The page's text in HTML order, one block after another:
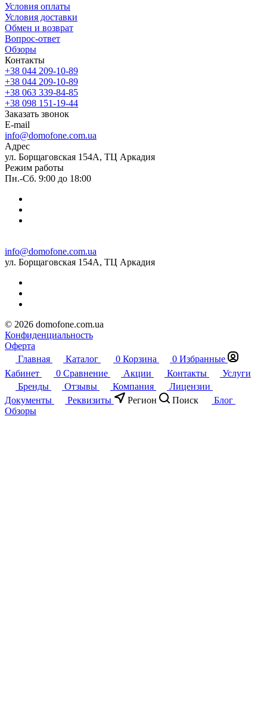
Условия оплаты
Условия доставки
Обмен и возврат
Вопрос-ответ
Обзоры
Контакты
+38 044 209-10-89
+38 044 209-10-89
+38 063 339-84-85
+38 098 151-19-44
Заказать звонок
E-mail
info@domofone.com.ua
Адрес
ул. Борщаговская 154А, ТЦ Аркадия
Режим работы
Пн.-Сб. 9:00 до 18:00
info@domofone.com.ua
ул. Борщаговская 154А, ТЦ Аркадия
© 2026 domofone.com.ua
Конфиденциальность
Оферта
Главная
Каталог 0 Корзина 0 Избранные
Кабинет
0 Сравнение Акции Контакты
Услуги
Бренды
Отзывы Компания
Лицензии
Документы
Реквизиты Регион Поиск
Блог
Обзоры